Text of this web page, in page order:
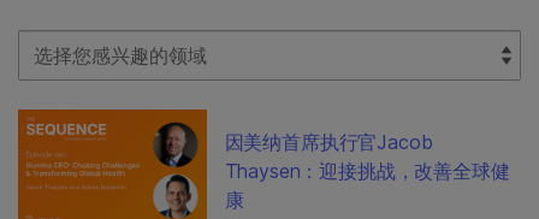
Select Filter
因美纳首席执行官Jacob
Thaysen：迎接挑战，改善全球健
康